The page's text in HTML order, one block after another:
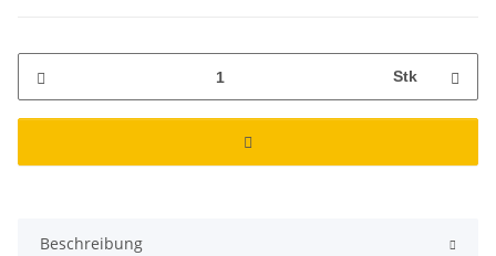
Stk
Beschreibung